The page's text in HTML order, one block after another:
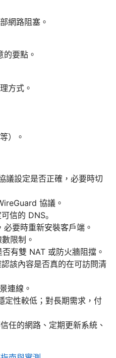
網路阻塞。
要點。
方式。
）。
議設定是否正確，必要時切
協議。
信的 DNS。
要時重新安裝客戶端。
限制。
有雙 NAT 或防火牆阻擋。
該內容是否真的在可訪問清
連線。
定性較低；對長期需求，付
任的網路、定期更新系統、